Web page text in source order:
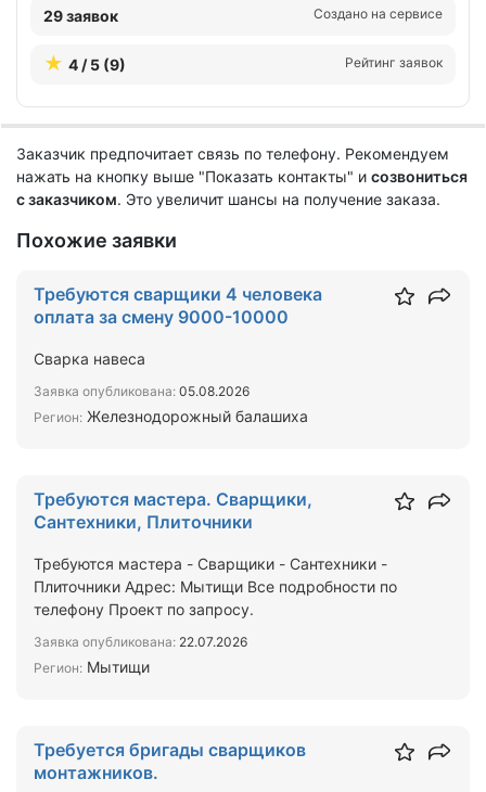
29 заявок Создано на сервисе
4 / 5 (9) Рейтинг заявок
Заказчик предпочитает связь по телефону. Рекомендуем
нажать на кнопку выше "Показать контакты" и созвониться
с заказчиком. Это увеличит шансы на получение заказа.
Похожие заявки
Требуются сварщики 4 человека
оплата за смену 9000-10000
Сварка навеса
Заявка опубликована: 05.08.2026
Регион: Железнодорожный балашиха
Требуются мастера. Сварщики,
Сантехники, Плиточники
Требуются мастера - Сварщики - Сантехники -
Плиточники Адрес: Мытищи Все подробности по
телефону Проект по запросу.
Заявка опубликована: 22.07.2026
Регион: Мытищи
Требуется бригады сварщиков
монтажников.